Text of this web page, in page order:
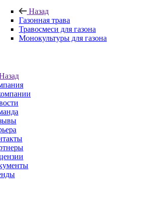
Назад
Газонная трава
Травосмеси для газона
Монокультуры для газона